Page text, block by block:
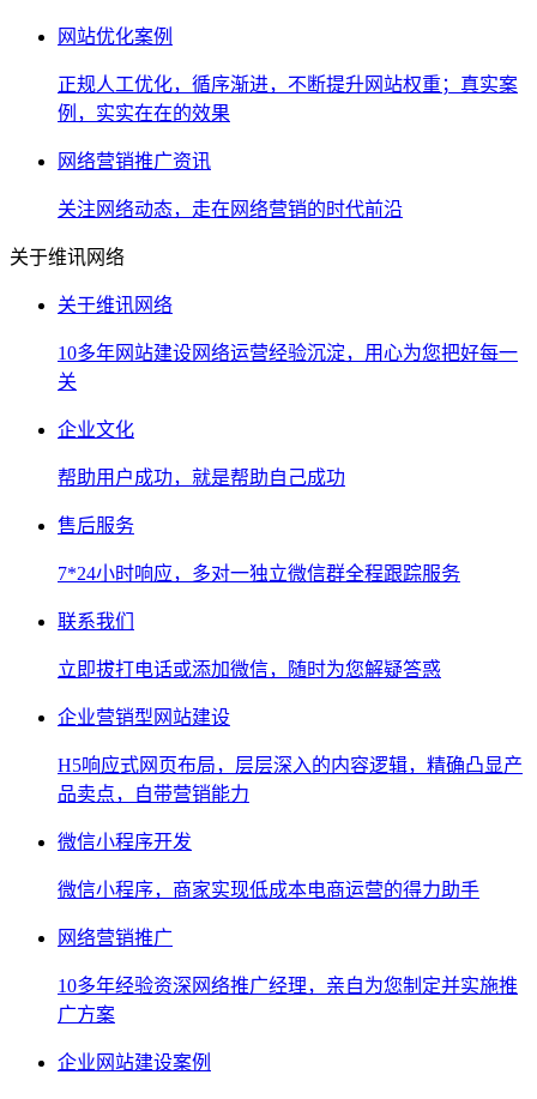
网站优化案例
正规人工优化，循序渐进，不断提升网站权重；真实案
例，实实在在的效果
网络营销推广资讯
关注网络动态，走在网络营销的时代前沿
关于维讯网络
关于维讯网络
10多年网站建设网络运营经验沉淀，用心为您把好每一
关
企业文化
帮助用户成功，就是帮助自己成功
售后服务
7*24小时响应，多对一独立微信群全程跟踪服务
联系我们
立即拔打电话或添加微信，随时为您解疑答惑
企业营销型网站建设
H5响应式网页布局，层层深入的内容逻辑，精确凸显产
品卖点，自带营销能力
微信小程序开发
微信小程序，商家实现低成本电商运营的得力助手
网络营销推广
10多年经验资深网络推广经理，亲自为您制定并实施推
广方案
企业网站建设案例